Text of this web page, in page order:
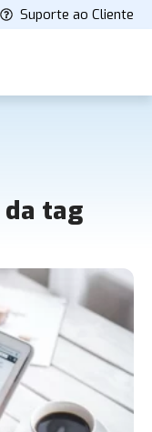
Suporte ao Cliente
tag